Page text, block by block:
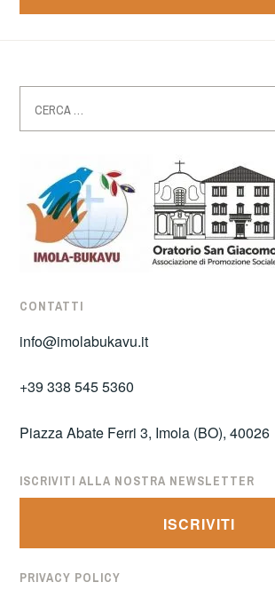
per:
CONTATTI
info@imolabukavu.it
+39 338 545 5360
Piazza Abate Ferri 3, Imola (BO), 40026
ISCRIVITI ALLA NOSTRA NEWSLETTER
ISCRIVITI
PRIVACY POLICY